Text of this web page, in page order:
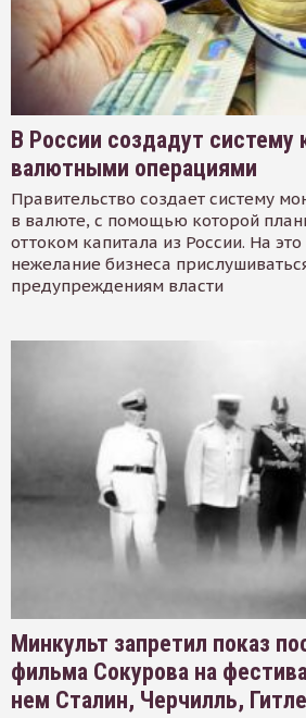
В России создадут систему
валютными операциями
Правительство создает систему
в валюте, с помощью которой
оттоком капитала из России. На
нежелание бизнеса
предупреждениям власти
Минкульт запретил показ
фильма Сокурова на
нем Сталин, Черчилль,